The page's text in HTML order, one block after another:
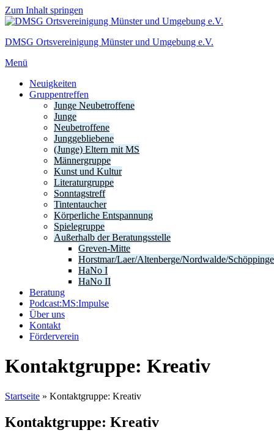
Zum Inhalt springen
DMSG Ortsvereinigung Münster und Umgebung e.V.
Menü
Neuigkeiten
Gruppentreffen
Junge Neubetroffene
Junge
Neubetroffene
Junggebliebene
(Junge) Eltern mit MS
Männergruppe
Kunst und Kultur
Literaturgruppe
Sonntagstreff
Tintentaucher
Körperliche Entspannung
Spielegruppe
Außerhalb der Beratungsstelle
Greven-Mitte
Horstmar/Laer/Altenberge/Nordwalde/
HaNo I
HaNo II
Beratung
Podcast:MS:Impulse
Über uns
Kontakt
Förderverein
Kontaktgruppe: Kreativ
Startseite » Kontaktgruppe: Kreativ
Kontaktgruppe: Kreativ